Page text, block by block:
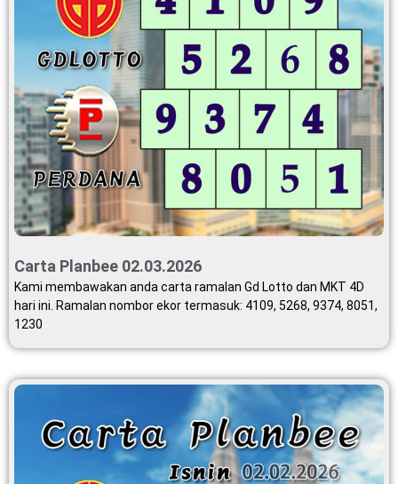
Carta Planbee 02.03.2026
Kami membawakan anda carta ramalan Gd Lotto dan MKT 4D
hari ini. Ramalan nombor ekor termasuk: 4109, 5268, 9374, 8051,
1230